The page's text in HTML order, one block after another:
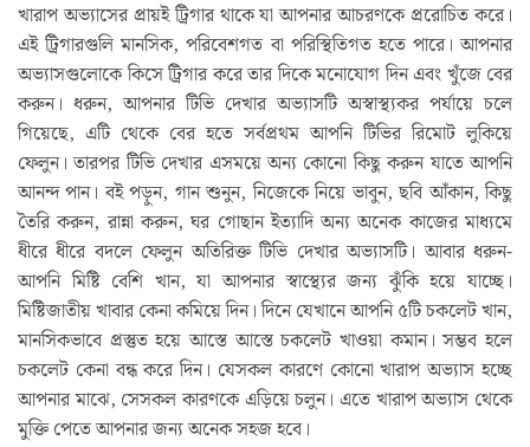
খারাপ অভ্যাসের প্রায়ই ট্রিগার থাকে যা আপনার আচরণকে প্ররোচিত করে।
এই ট্রিগারগুলি মানসিক, পরিবেশগত বা পরিস্থিতিগত হতে পারে। আপনার
অভ্যাসগুলোকে কিসে ট্রিগার করে তার দিকে মনোযোগ দিন এবং খুঁজে বের
করুন। ধরুন, আপনার টিভি দেখার অভ্যাসটি অস্বাস্থ্যকর পর্যায়ে চলে
গিয়েছে, এটি থেকে বের হতে সর্বপ্রথম আপনি টিভির রিমোট লুকিয়ে
ফেলুন। তারপর টিভি দেখার এসময়ে অন্য কোনো কিছু করুন যাতে আপনি
আনন্দ পান। বই পড়ুন, গান শুনুন, নিজেকে নিয়ে ভাবুন, ছবি আঁকান, কিছু
তৈরি করুন, রান্না করুন, ঘর গোছান ইত্যাদি অন্য অনেক কাজের মাধ্যমে
ধীরে ধীরে বদলে ফেলুন অতিরিক্ত টিভি দেখার অভ্যাসটি। আবার ধরুন-
আপনি মিষ্টি বেশি খান, যা আপনার স্বাস্থ্যের জন্য ঝুঁকি হয়ে যাচ্ছে।
মিষ্টিজাতীয় খাবার কেনা কমিয়ে দিন। দিনে যেখানে আপনি ৫টি চকলেট খান,
মানসিকভাবে প্রস্তুত হয়ে আস্তে আস্তে চকলেট খাওয়া কমান। সম্ভব হলে
চকলেট কেনা বন্ধ করে দিন। যেসকল কারণে কোনো খারাপ অভ্যাস হচ্ছে
আপনার মাঝে, সেসকল কারণকে এড়িয়ে চলুন। এতে খারাপ অভ্যাস থেকে
মুক্তি পেতে আপনার জন্য অনেক সহজ হবে।